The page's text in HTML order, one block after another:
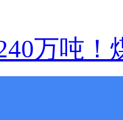
万吨！